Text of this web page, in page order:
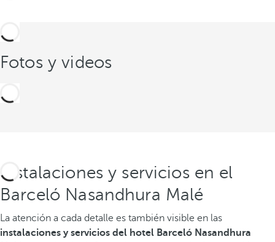
Fotos y videos
Instalaciones y servicios en el
Barceló Nasandhura Malé
La atención a cada detalle es también visible en las
instalaciones y servicios del hotel Barceló Nasandhura